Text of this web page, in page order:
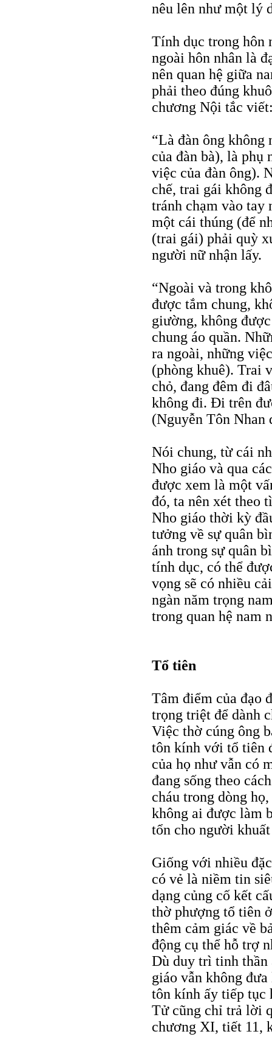
nêu lên như một lý
Tính dục trong hôn
ngoài hôn nhân là
nên quan hệ giữa
phải theo đúng
chương Nội tắc
“Là đàn ông không
của đàn bà), là phụ
việc của đàn ông).
chế, trai gái không
tránh chạm vào tay
một cái thúng (để
(trai gái) phải quỳ
người nữ nhận lấy.
“Ngoài và trong
được tắm chung,
giường, không
chung áo quần.
ra ngoài, những
(phòng khuê). Trai
chỏ, đang đêm đi
không đi. Ði trên
(Nguyễn Tôn Nhan
Nói chung, từ cái
Nho giáo và qua
được xem là một
đó, ta nên xét theo
Nho giáo thời kỳ
tưởng về sự quân
ánh trong sự quân
tính dục, có thể
vọng sẽ có nhiều
ngàn năm trọng
trong quan hệ nam
Tổ tiên
Tâm điểm của đạo
trọng triệt để dành
Việc thờ cúng ông
tôn kính với tổ tiên
của họ như vẫn có
đang sống theo
cháu trong dòng
không ai được làm
tổn cho người
Giống với nhiều
có vẻ là niềm tin
dạng củng cố kết
thờ phượng tổ tiên
thêm cảm giác về
động cụ thể hỗ trợ
Dù duy trì tinh thần
giáo vẫn không
tôn kính ấy tiếp tục
Tử cũng chỉ trả lời
chương XI, tiết 11,